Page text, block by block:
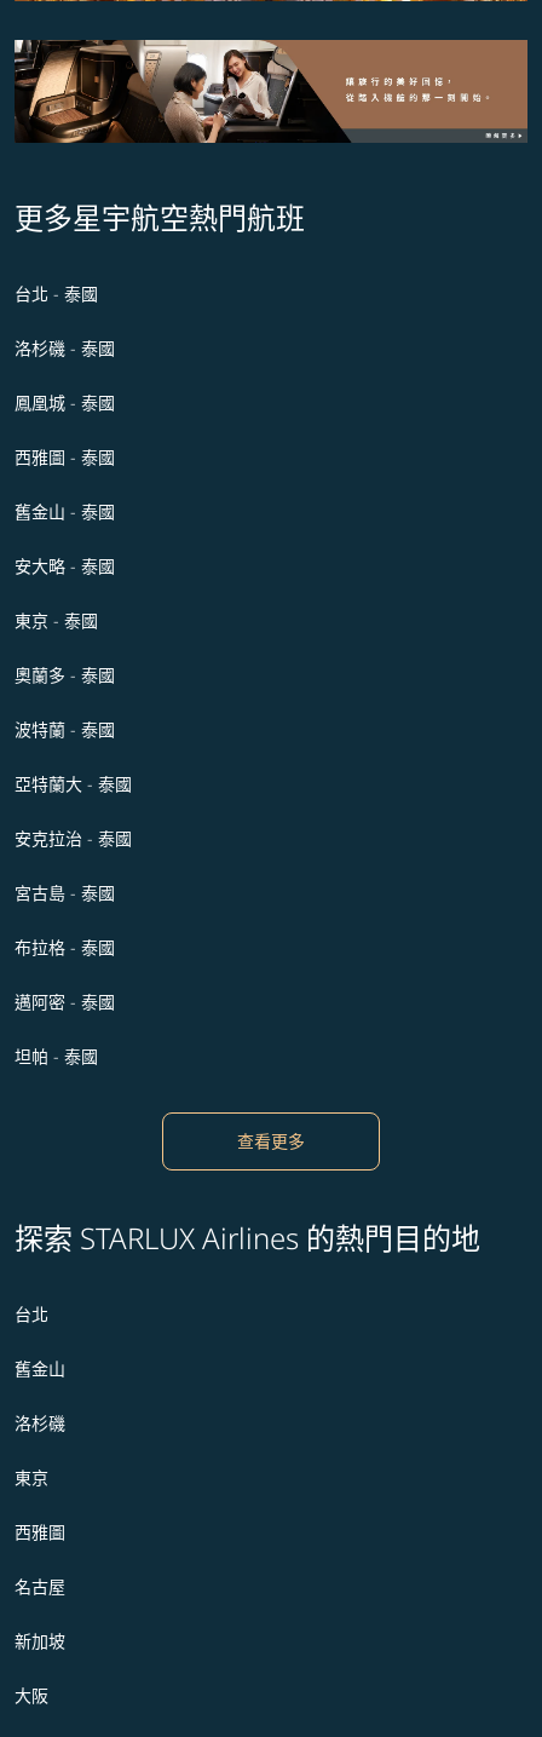
更多星宇航空熱門航班
台北 - 泰國
洛杉磯 - 泰國
鳳凰城 - 泰國
西雅圖 - 泰國
舊金山 - 泰國
安大略 - 泰國
東京 - 泰國
奧蘭多 - 泰國
波特蘭 - 泰國
亞特蘭大 - 泰國
安克拉治 - 泰國
宮古島 - 泰國
布拉格 - 泰國
邁阿密 - 泰國
坦帕 - 泰國
查看更多
探索 STARLUX Airlines 的熱門目的地
台北
舊金山
洛杉磯
東京
西雅圖
名古屋
新加坡
大阪